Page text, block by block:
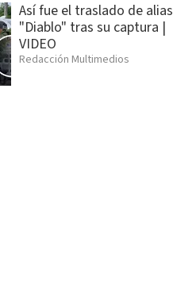
Así fue el traslado de alias
"Diablo" tras su captura |
VIDEO
Redacción Multimedios